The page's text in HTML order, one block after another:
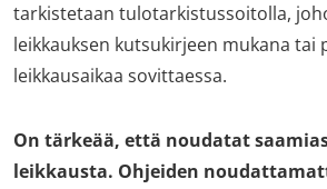
tarkistetaan tulotarkistussoitolla,
leikkauksen kutsukirjeen mukana tai
leikkausaikaa sovittaessa.
On tärkeää, että noudatat
leikkausta. Ohjeiden